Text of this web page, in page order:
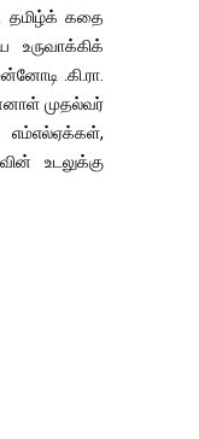
தமிழ்க் கதை
உருவாக்கிக்
.கி.ரா.
முதல்வர்
எம்எல்ஏக்கள்,
உடலுக்கு